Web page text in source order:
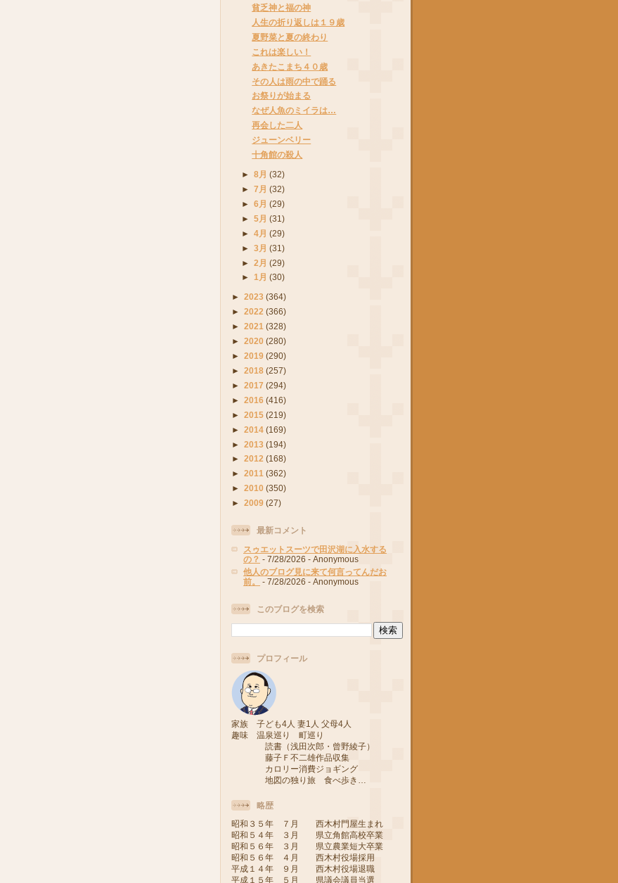
貧乏神と福の神
人生の折り返しは１９歳
夏野菜と夏の終わり
これは楽しい！
あきたこまち４０歳
その人は雨の中で踊る
お祭りが始まる
なぜ人魚のミイラは…
再会した二人
ジューンベリー
十角館の殺人
►8月(32)
►7月(32)
►6月(29)
►5月(31)
►4月(29)
►3月(31)
►2月(29)
► 1月(30)
► 2023 (364)
► 2022 (366)
► 2021 (328)
► 2020 (280)
► 2019 (290)
► 2018 (257)
► 2017 (294)
► 2016 (416)
► 2015 (219)
► 2014 (169)
► 2013 (194)
► 2012 (168)
► 2011 (362)
► 2010 (350)
► 2009 (27)
最新コメント
スゥエットスーツで田沢湖に入水する
の？ - 7/28/2026 - Anonymous
他人のブログ見に来て何言ってんだお
前。
- 7/28/2026 - Anonymous
このブログを検索
プロフィール
家族 子ども4人 妻1人 父母4人
趣味 温泉巡り 町巡り
読書（浅田次郎・曾野綾子）
藤子Ｆ不二雄作品収集
カロリー消費ジョギング
地図の独り旅 食べ歩き…
略歴
昭和３５年 ７月 西木村門屋生まれ
昭和５４年 ３月 県立角館高校卒業
昭和５６年 ３月 県立農業短大卒業
昭和５６年 ４月 西木村役場採用
平成１４年 ９月 西木村役場退職
平成１５年 ５月 県議会議員当選